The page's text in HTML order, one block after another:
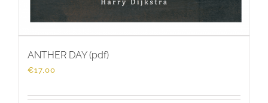
ANTHER DAY (pdf)
€17,00